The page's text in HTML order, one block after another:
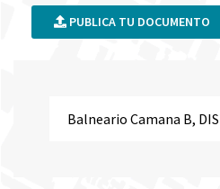
PUBLICA TU DOCUMENTO